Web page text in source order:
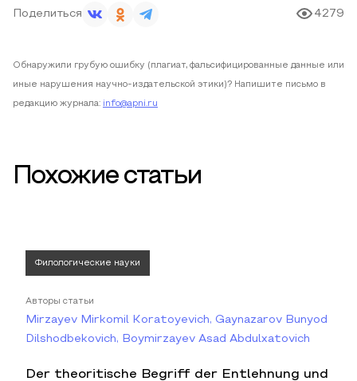
Поделиться 4279
Обнаружили грубую ошибку (плагиат, фальсифицированные данные или
иные нарушения научно-издательской этики)? Напишите письмо в
редакцию журнала: info@apni.ru
Похожие статьи
Филологические науки
Авторы статьи
Mirzayev Mirkomil Koratoyevich, Gaynazarov Bunyod
Dilshodbekovich, Boymirzayev Asad Abdulxatovich
Der theoritische Begriff der Entlehnung und